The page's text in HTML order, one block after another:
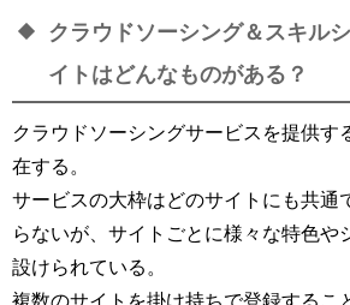
クラウドソーシング＆スキル
イトはどんなものがある？
クラウドソーシングサービスを提供す
在する。
サービスの大枠はどのサイトにも共通
らないが、サイトごとに様々な特色や
設けられている。
複数のサイトを掛け持ちで登録するこ